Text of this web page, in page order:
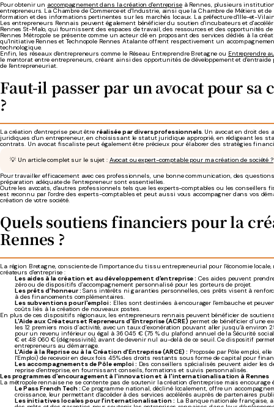
Pour obtenir un accompagnement dans la création d'entrepriseà Rennes, plusieurs
entrepreneurs. La Chambre de Commerce et d'Industrie, ainsi que la Chambre de Métiers et
formation et des informations pertinentes sur les marchés locaux. La préfecture d'Ille-et-
Les entrepreneurs Rennais peuvent également bénéficier du soutien d'incubateurs et
Rennes St-Malo, qui fournissent des espaces de travail, des ressources et des opportunités de
Rennes Métropole se présente comme un acteur clé en proposant des services dédiés à la
qu'Initiative Rennes et Technopole Rennes Atalante offrent respectivement un
technologique.
Enfin, les réseaux d'entrepreneurs comme le Réseau Entreprendre Bretagne ou Entreprendre
le mentorat entre entrepreneurs, créant ainsi des opportunités de développement et
de l'entrepreneuriat.
Faut-il passer par un avocat pour sa
?
La création d'entreprise peut être réalisée par divers professionnels. Un avocat en droit des
juridiques d'un entrepreneur, en choisissant le statut juridique approprié, en rédigeant les
contrats. Un avocat fiscaliste peut également être précieux pour élaborer des stratégies
💡 Un article complet sur le sujet : Avocat ou expert-comptable pour ma création de société ?
Pour travailler efficacement avec ces professionnels, une bonne communication, des
préparation adéquate de l'entrepreneur sont essentielles.
Outre les avocats, d'autres professionnels tels que les experts-comptables ou les conseillers
est reconnu par l'ordre des experts-comptables et peut aussi vous accompagner dans vos
création de votre société.
Quels soutiens financiers pour la
Rennes ?
La région Bretagne, consciente de l'importance du tissu entrepreneurial pour l'économie
créateurs d'entreprise :
Les aides à la création et au développement d'entreprise : Ces aides peuvent
zéro ou de dispositifs d'accompagnement personnalisé pour les porteurs de projet.
Les prêts d'honneur : Sans intérêts ni garanties personnelles, ces prêts visent à
à des financements complémentaires.
Les subventions pour l'emploi : Elles sont destinées à encourager l'embauche et
coûts liés à la création de nouveaux postes.
En plus de ces dispositifs régionaux, les entrepreneurs rennais peuvent bénéficier de
L'Aide aux Créateurs et Repreneurs d'Entreprise (ACRE) permet de bénéficier d’une
les 12 premiers mois d’activité, avec un taux d’exonération pouvant aller jusqu’à
pour un revenu inférieur ou égal à 36 045 € (75 % du plafond annuel de la Sécurité
€ et 48 060 € (dégressivité), avant de devenir nul au-delà de ce seuil. Ce dispositif
entrepreneurs au démarrage.
L'Aide à la Reprise ou à la Création d'Entreprise (ARCE) : Proposée par Pôle emploi,
l'Emploi) de recevoir en deux fois 45% des droits restants sous forme de capital pour
Les accompagnements de Pôle emploi : Des conseillers spécialisés peuvent aider les
reprise d'entreprise, en fournissant conseils, formations et suivis personnalisés.
Les programmes d'encouragement à l'innovation et à l'internationalisation à Rennes
La métropole rennaise ne se contente pas de soutenir la création d'entreprise mais
Le Pass French Tech : Ce programme national, décliné localement, offre un
croissance, leur permettant d'accéder à des services accélérés auprès de partenaires
Les initiatives locales pour l'internationalisation : La Banque nationale française,